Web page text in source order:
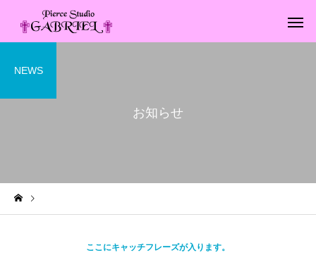
お知らせ
NEWS
ここにキャッチフレーズが入ります。